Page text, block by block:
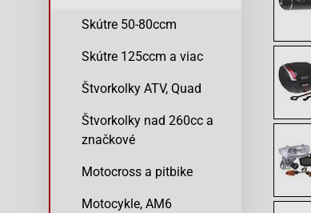
Skútre 50-80ccm
Skútre 125ccm a viac
Štvorkolky ATV, Quad
Štvorkolky nad 260cc a
značkové
Motocross a pitbike
Motocykle, AM6